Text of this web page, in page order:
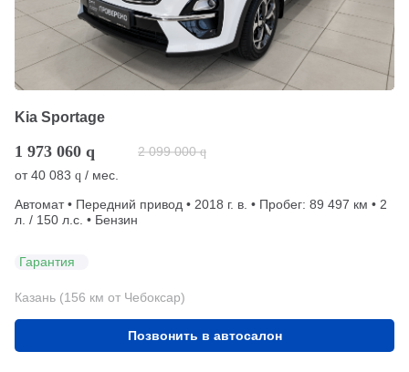
Kia Sportage
1 973 060 q 2 099 000 q
от40 083 q / мес.
Автомат • Передний привод • 2018 г. в. • Пробег: 89 497 км • 2
л. / 150 л.с. • Бензин
Гарантия
Казань (156 км от Чебоксар)
Позвонить в автосалон